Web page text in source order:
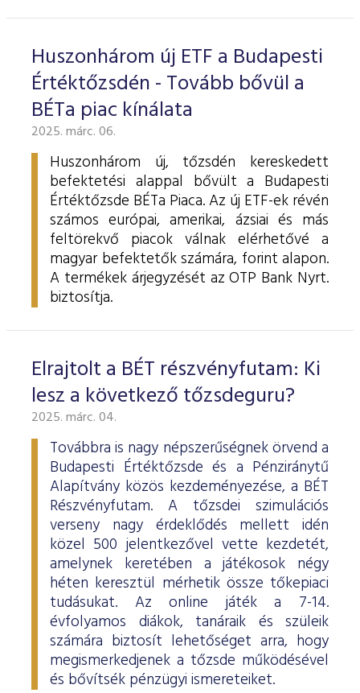
Huszonhárom új ETF a Budapesti
Értéktőzsdén - Tovább bővül a
BÉTa piac kínálata
2025. márc. 06.
Huszonhárom új, tőzsdén kereskedett
befektetési alappal bővült a Budapesti
Értéktőzsde BÉTa Piaca. Az új ETF-ek révén
számos európai, amerikai, ázsiai és más
feltörekvő piacok válnak elérhetővé a
magyar befektetők számára, forint alapon.
A termékek árjegyzését az OTP Bank Nyrt.
biztosítja.
Elrajtolt a BÉT részvényfutam: Ki
lesz a következő tőzsdeguru?
2025. márc. 04.
Továbbra is nagy népszerűségnek örvend a
Budapesti Értéktőzsde és a Pénziránytű
Alapítvány közös kezdeményezése, a BÉT
Részvényfutam. A tőzsdei szimulációs
verseny nagy érdeklődés mellett idén
közel 500 jelentkezővel vette kezdetét,
amelynek keretében a játékosok négy
héten keresztül mérhetik össze tőkepiaci
tudásukat. Az online játék a 7-14.
évfolyamos diákok, tanáraik és szüleik
számára biztosít lehetőséget arra, hogy
megismerkedjenek a tőzsde működésével
és bővítsék pénzügyi ismereteiket.